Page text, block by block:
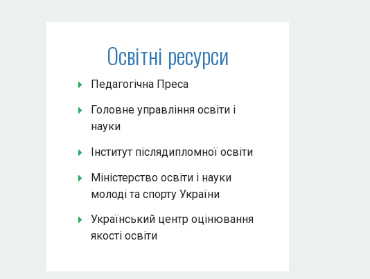
Освітні ресурси
Педагогічна Преса
Головне управління освіти і
науки
Інститут післядипломної освіти
Міністерство освіти і науки
молоді та спорту України
Український центр оцінювання
якості освіти